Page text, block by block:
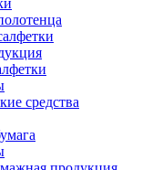
средства